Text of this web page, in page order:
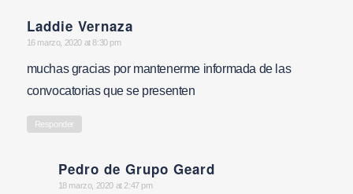
Laddie Vernaza
says:
16 marzo, 2020 at 8:30 pm
muchas gracias por mantenerme informada de las
convocatorias que se presenten
Responder
Pedro de Grupo Geard
says:
18 marzo, 2020 at 2:47 pm